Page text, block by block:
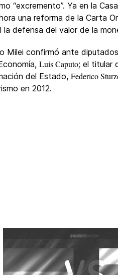
“excremento”. Ya en la
una reforma de la Carta
defensa del valor de la
Milei confirmó ante
Luis Caputo; el titular
del Estado, Federico
en 2012.